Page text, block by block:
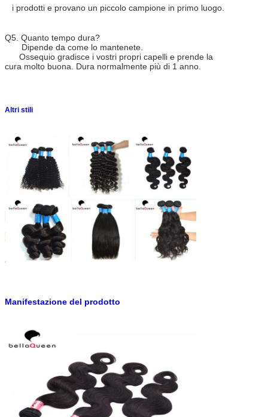
i prodotti e provano un piccolo campione in primo luogo.
Q5. Quanto tempo dura?
Dipende da come lo mantenete.
Ossequio gradisce i vostri propri capelli e prende la
cura molto buona. Dura normalmente più di 1 anno.
Altri stili
Manifestazione del prodotto